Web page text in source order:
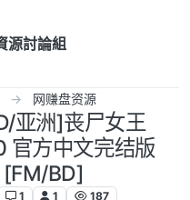
源討論組
网赚盘资源
亚洲]丧尸女王
官方中文完结版
BD]
1 1 187